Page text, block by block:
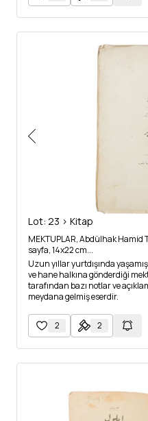
Lot: 23 > Kitap
MEKTUPLAR, Abdülhak
sayfa, 14x22 cm...
Uzun yıllar yurtdışında
ve hane halkına gönderdiği
tarafından bazı notlar ve
meydana gelmiş eserdir.
2 2